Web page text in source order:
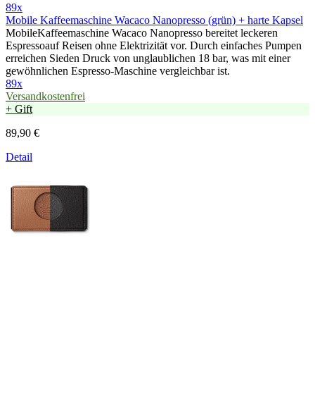
89x
Mobile Kaffeemaschine Wacaco Nanopresso (grün) + harte Kapsel
MobileKaffeemaschine Wacaco Nanopresso bereitet leckeren
Espressoauf Reisen ohne Elektrizität vor. Durch einfaches Pumpen
erreichen Sieden Druck von unglaublichen 18 bar, was mit einer
gewöhnlichen Espresso-Maschine vergleichbar ist.
89x
Versandkostenfrei
+ Gift
89,90 €
Detail